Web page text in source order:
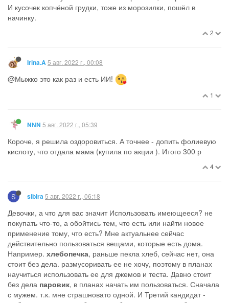
И кусочек копчёной грудки, тоже из морозилки, пошёл в
начинку.
2
Irina.A5 авг. 2022 г., 00:08
@Мыжко это как раз и есть ИИ!
1
NNN 5 авг. 2022 г., 05:39
Короче, я решила оздоровиться. А точнее - допить фолиевую
кислоту, что отдала мама (купила по акции ). Итого 300 р
4
S sibira 5 авг. 2022 г., 06:18
Девочки, а что для вас значит Использовать имеющееся? не
покупать что-то, а обойтись тем, что есть или найти новое
применение тому, что есть? Мне актуальнее сейчас
действительно пользоваться вещами, которые есть дома.
Например. хлебопечка, раньше пекла хлеб, сейчас нет, она
стоит без дела. размусоривать ее не хочу, поэтому в планах
научиться использовать ее для джемов и теста. Давно стоит
без дела паровик, в планах начать им пользоваться. Сначала
с мужем. т.к. мне страшновато одной. И Третий кандидат -